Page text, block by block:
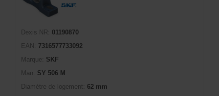
Dexis NR:
01190870
EAN:
7316577733092
Marque:
SKF
Man:
SY 506 M
Diamètre de logement:
62 mm